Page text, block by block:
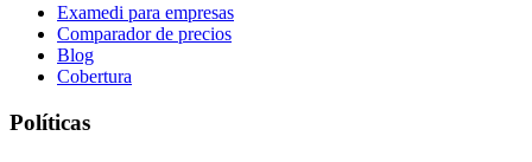
Examedi para empresas
Comparador de precios
Blog
Cobertura
Políticas